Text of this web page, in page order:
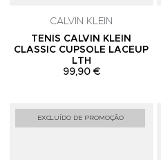
CALVIN KLEIN
TENIS CALVIN KLEIN
CLASSIC CUPSOLE LACEUP
LTH
99,90 €
EXCLUÍDO DE PROMOÇÃO